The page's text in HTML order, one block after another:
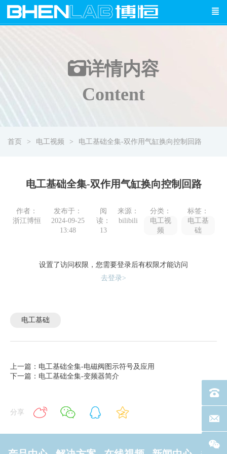
详情内容
Content
首页 电工视频 电工基础全集-双作用气缸换向控制回路
电工基础全集-双作用气缸换向控制回路
作者：
浙江博恒
发布于：
2024-09-25
13:48
阅
读：
13
来源：
bilibili
分类：
电工视
频
标签：
电工基
础
设置了访问权限，您需要登录后有权限才能访问
去登录>
电工基础
上一篇：电工基础全集-电磁阀图示符号及应用
下一篇：电工基础全集-变频器简介
分享
电话
联系